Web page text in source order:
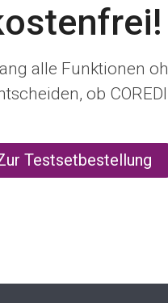
alle Funktionen
ob
Testsetbestellung